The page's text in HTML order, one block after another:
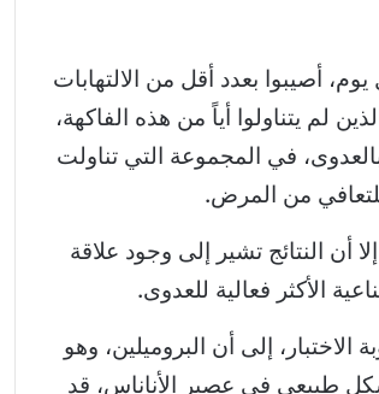
يوم، أصيبوا بعدد أقل من الالتهابات
لم يتناولوا أياً من هذه الفاكهة،
في المجموعة التي تناولت
من المرض.
النتائج تشير إلى وجود علاقة
الأكثر فعالية للعدوى.
إلى أن البروميلين، وهو
طبيعي في عصير الأناناس، قد